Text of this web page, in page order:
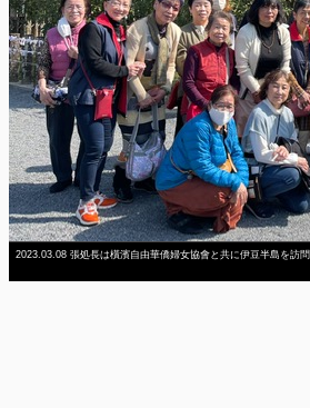
2023.03.08 張処長は橫濱自由華僑婦女協會と共に伊豆半島を訪問